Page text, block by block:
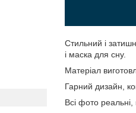
Стильний і
і маска для сну.
Матеріал
Гарний дизайн,
Всі фото реальні,